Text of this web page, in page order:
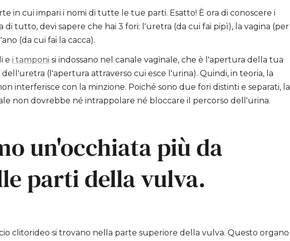
in cui impari i nomi di tutte le tue parti. Esatto! È ora di conoscere i
di tutto, devi sapere che hai 3 fori: l'uretra (da cui fai pipì), la vagina (per
(da cui fai la cacca).
e i tamponi si indossano nel canale vaginale, che è l'apertura della tua
(l'apertura attraverso cui esce l'urina). Quindi, in teoria, la
interferisce con la minzione. Poiché sono due fori distinti e separati, la
non dovrebbe né intrappolare né bloccare il percorso dell'urina.
un'occhiata più da
parti della vulva.
clitorideo si trovano nella parte superiore della vulva. Questo organo